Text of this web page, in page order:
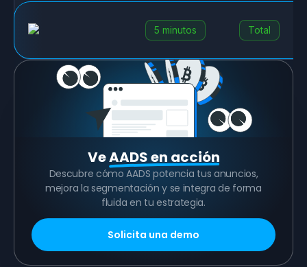
5 minutos Total
VeAADS en acción
Descubre cómo AADS potencia tus anuncios,
mejora la segmentación y se integra de forma
fluida en tu estrategia.
Solicita una demo